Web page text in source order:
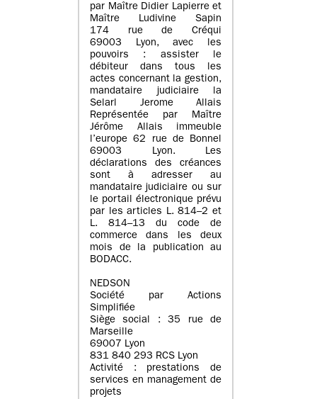
par Maître Didier Lapierre et
Maître Ludivine Sapin
174 rue de Créqui
69003 Lyon, avec les
pouvoirs : assister le
débiteur dans tous les
actes concernant la gestion,
mandataire judiciaire la
Selarl Jerome Allais
Représentée par Maître
Jérôme Allais immeuble
l’europe 62 rue de Bonnel
69003 Lyon. Les
déclarations des créances
sont à adresser au
mandataire judiciaire ou sur
le portail électronique prévu
par les articles L. 814–2 et
L. 814–13 du code de
commerce dans les deux
mois de la publication au
BODACC.
NEDSON
Société par Actions
Simplifiée
Siège social : 35 rue de
Marseille
69007 Lyon
831 840 293 RCS Lyon
Activité : prestations de
services en management de
projets